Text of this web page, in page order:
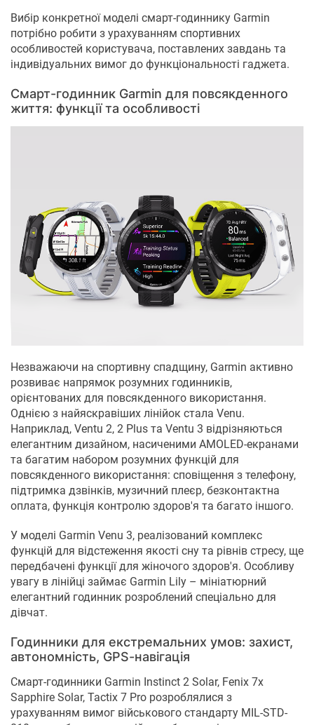
Вибір конкретної моделі смарт-годиннику Garmin
потрібно робити з урахуванням спортивних
особливостей користувача, поставлених завдань та
індивідуальних вимог до функціональності гаджета.
Смарт-годинник Garmin для повсякденного
життя: функції та особливості
Незважаючи на спортивну спадщину, Garmin активно
розвиває напрямок розумних годинників,
орієнтованих для повсякденного використання.
Однією з найяскравіших лінійок стала Venu.
Наприклад, Ventu 2, 2 Plus та Ventu 3 відрізняються
елегантним дизайном, насиченими AMOLED-екранами
та багатим набором розумних функцій для
повсякденного використання: сповіщення з телефону,
підтримка дзвінків, музичний плеєр, безконтактна
оплата, функція контролю здоров'я та багато іншого.
У моделі Garmin Venu 3, реалізований комплекс
функцій для відстеження якості сну та рівнів стресу, ще
передбачені функції для жіночого здоров'я. Особливу
увагу в лінійці займає Garmin Lily – мініатюрний
елегантний годинник розроблений спеціально для
дівчат.
Годинники для екстремальних умов: захист,
автономність, GPS-навігація
Смарт-годинники Garmin Instinct 2 Solar, Fenix ​​7x
Sapphire Solar, Tactix 7 Pro розроблялися з
урахуванням вимог військового стандарту MIL-STD-